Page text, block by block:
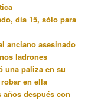
día 15, sólo para
anciano asesinado
ladrones
una paliza en su
en ella
años después con